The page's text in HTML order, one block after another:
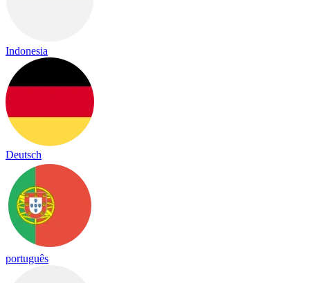
Indonesia
Deutsch
português